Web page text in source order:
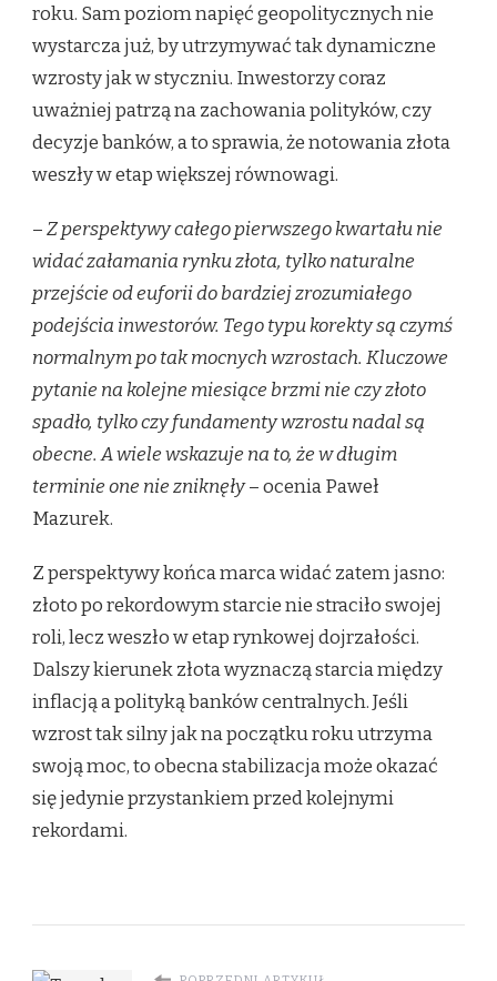
roku. Sam poziom napięć geopolitycznych nie
wystarcza już, by utrzymywać tak dynamiczne
wzrosty jak w styczniu. Inwestorzy coraz
uważniej patrzą na zachowania polityków, czy
decyzje banków, a to sprawia, że notowania złota
weszły w etap większej równowagi.
–Z perspektywy całego pierwszego kwartału nie
widać załamania rynku złota, tylko naturalne
przejście od euforii do bardziej zrozumiałego
podejścia inwestorów. Tego typu korekty są czymś
normalnym po tak mocnych wzrostach. Kluczowe
pytanie na kolejne miesiące brzmi nie czy złoto
spadło, tylko czy fundamenty wzrostu nadal są
obecne. A wiele wskazuje na to, że w długim
terminie one nie zniknęły– ocenia Paweł
Mazurek.
Z perspektywy końca marca widać zatem jasno:
złoto po rekordowym starcie nie straciło swojej
roli, lecz weszło w etap rynkowej dojrzałości.
Dalszy kierunek złota wyznaczą starcia między
inflacją a polityką banków centralnych. Jeśli
wzrost tak silny jak na początku roku utrzyma
swoją moc, to obecna stabilizacja może okazać
się jedynie przystankiem przed kolejnymi
rekordami.